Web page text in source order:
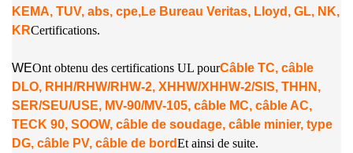
KEMA, TUV, abs, cpe,Le Bureau Veritas, Lloyd, GL, NK,
KRCertifications.
WEOnt obtenu des certifications UL pourCâble TC, câble
DLO, RHH/RHW/RHW-2, XHHW/XHHW-2/SIS, THHN,
SER/SEU/USE, MV-90/MV-105, câble MC, câble AC,
TECK 90, SOOW, câble de soudage, câble minier, type
DG, câble PV, câble de bordEt ainsi de suite.